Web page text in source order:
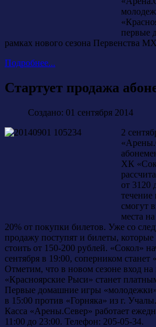
первые
рамках нового сезона Первенства
Подробнее...
Стартует продажа
Создано: 01 сентября 2014
2
ХК
от 3120
смогут
места
20% от покупки билетов. Уже со
продажу поступят и билеты, которые
стоить от 150-200 рублей. «Сокол»
сентября в 19:00, соперником
Отметим, что в новом сезоне вход
«Красноярские Рыси» станет
Первые домашние игры «молодежки»
в 15:00 против «Горняка» из г. Учалы.
Касса «Арены.Север» работает
11:00 до 23:00. Телефон: 205-05-34.